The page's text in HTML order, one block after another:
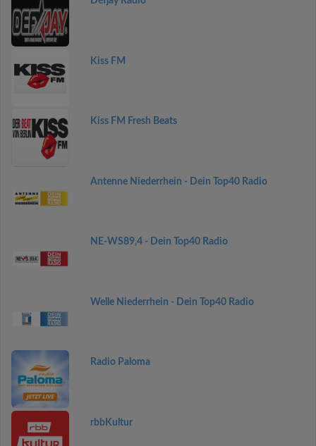
Kiss FM
Kiss FM Fresh Beats
Antenne Niederrhein - Dein Top40 Radio
NE-WS89,4 - Dein Top40 Radio
Welle Niederrhein - Dein Top40 Radio
Radio Paloma
rbbKultur